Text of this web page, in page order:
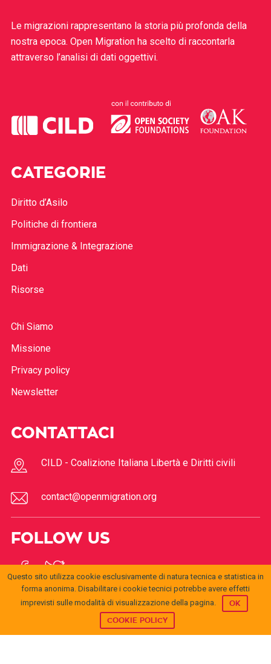
Le migrazioni rappresentano la storia più profonda della
nostra epoca. Open Migration ha scelto di raccontarla
attraverso l’analisi di dati oggettivi.
CATEGORIE
Diritto d’Asilo
Politiche di frontiera
Immigrazione & Integrazione
Dati
Risorse
Chi Siamo
Missione
Privacy policy
Newsletter
CONTATTACI
CILD - Coalizione Italiana Libertà e Diritti civili
contact@openmigration.org
FOLLOW US
openmigration.orgbyCILDis licensed under aCreative
© 2017Open
Questo sito utilizza cookie esclusivamente di natura tecnica e statistica in
forma anonima. Disabilitare i cookie tecnici potrebbe avere effetti
imprevisti sulle modalità di visualizzazione della pagina.
OK
COOKIE POLICY